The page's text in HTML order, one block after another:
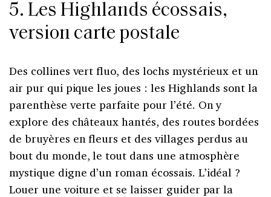
5. Les Highlands écossais,
version carte postale
Des collines vert fluo, des lochs mystérieux et un
air pur qui pique les joues : les Highlands sont la
parenthèse verte parfaite pour l’été. On y
explore des châteaux hantés, des routes bordées
de bruyères en fleurs et des villages perdus au
bout du monde, le tout dans une atmosphère
mystique digne d’un roman écossais. L’idéal ?
Louer une voiture et se laisser guider par la